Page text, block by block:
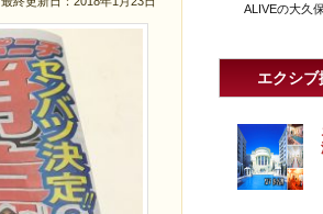
ALIVEの大久
エクシ